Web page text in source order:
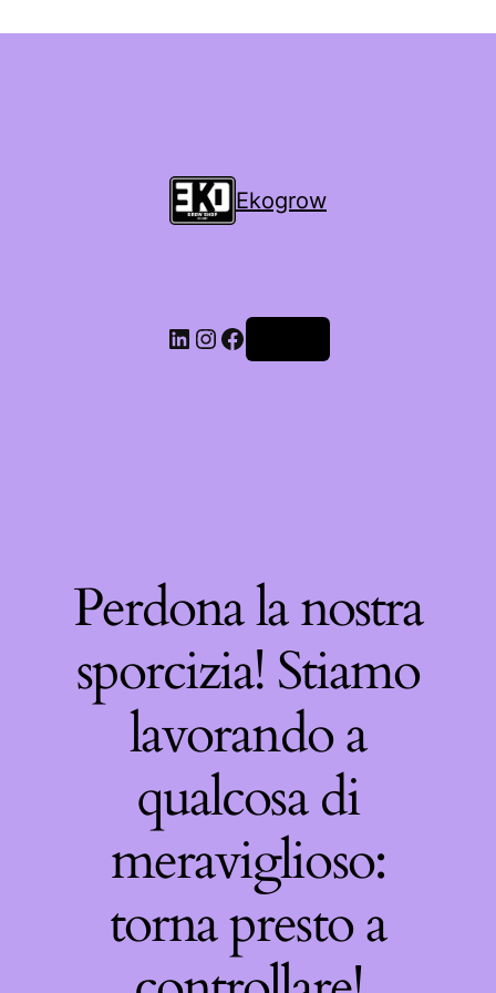
Ekogrow
Perdona la nostra
sporcizia! Stiamo
lavorando a
qualcosa di
meraviglioso:
torna presto a